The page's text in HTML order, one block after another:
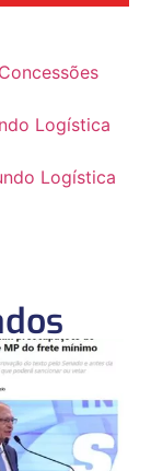
Logística
Logística